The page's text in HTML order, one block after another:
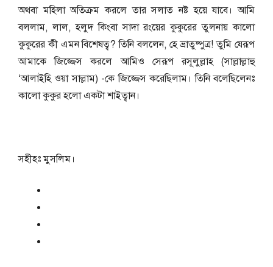
অথবা মহিলা অতিক্রম করলে তার সলাত নষ্ট হয়ে যাবে। আমি
বললাম, লাল, হলুদ কিংবা সাদা রংয়ের কুকুরের তুলনায় কালো
কুকুরের কী এমন বিশেষত্ব? তিনি বললেন, হে ভ্রাতুষ্পুত্র! তুমি যেরূপ
আমাকে জিজ্জেস করলে আমিও সেরূপ রসূলুল্লাহ (সাল্লাল্লাহু
‘আলাইহি ওয়া সাল্লাম) -কে জিজ্জেস করেছিলাম। তিনি বলেছিলেনঃ
কালো কুকুর হলো একটা শাইত্বান।
সহীহঃ মুসলিম।